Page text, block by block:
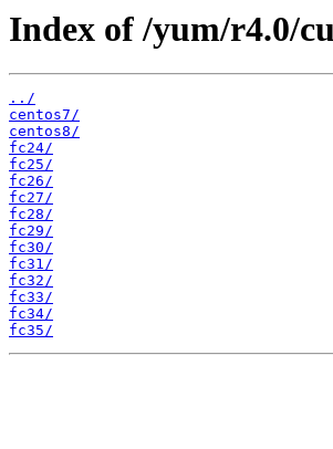
Index of /yum/r4.0/
../
centos7/
centos8/
fc24/
fc25/
fc26/
fc27/
fc28/
fc29/
fc30/
fc31/
fc32/
fc33/
fc34/
fc35/